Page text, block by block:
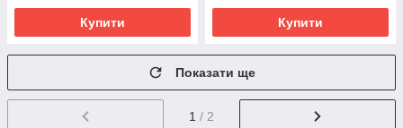
Купити Купити
Показати ще
1 / 2